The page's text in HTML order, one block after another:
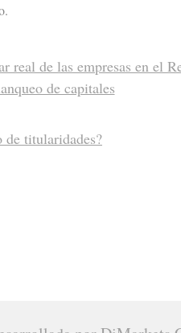
real de las empresas en el
de capitales
titularidades?